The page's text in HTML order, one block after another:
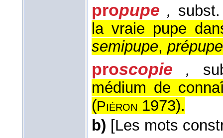
propupe ,
la vraie pupe
semipupe, prépupe
proscopie ,
médium de
(Piéron 1973).
b) [Les mots